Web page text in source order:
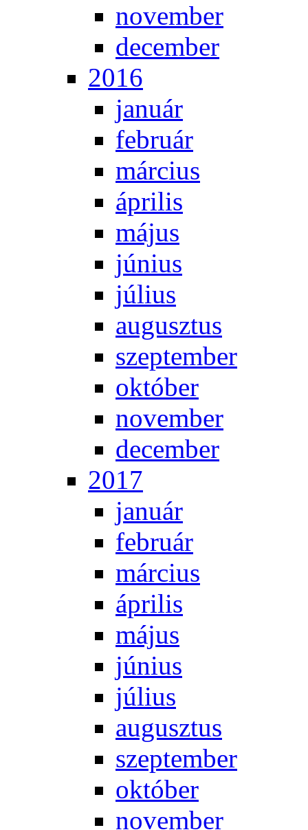
no­vem­ber
de­cem­ber
2016
ja­nu­ár
feb­ru­ár
már­ci­us
áp­ri­lis
má­jus
jú­ni­us
jú­li­us
au­gusz­tus
szep­tem­ber
ok­tó­ber
no­vem­ber
de­cem­ber
2017
ja­nu­ár
feb­ru­ár
már­ci­us
áp­ri­lis
má­jus
jú­ni­us
jú­li­us
au­gusz­tus
szep­tem­ber
ok­tó­ber
no­vem­ber